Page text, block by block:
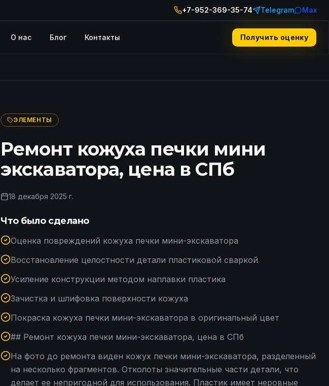
+7-952-369-35-74 Telegram Max
О нас Блог Контакты Получить оценку
ЭЛЕМЕНТЫ
Ремонт кожуха печки мини
экскаватора, цена в СПб
18 декабря 2025 г.
Что было сделано
Оценка повреждений кожуха печки мини-экскаватора
Восстановление целостности детали пластиковой сваркой
Усиление конструкции методом наплавки пластика
Зачистка и шлифовка поверхности кожуха
Покраска кожуха печки мини-экскаватора в оригинальный цвет
## Ремонт кожуха печки мини-экскаватора, цена в СПб
На фото до ремонта виден кожух печки мини-экскаватора, разделенный
на несколько фрагментов. Отколоты значительные части детали, что
делает ее непригодной для использования. Пластик имеет неровные